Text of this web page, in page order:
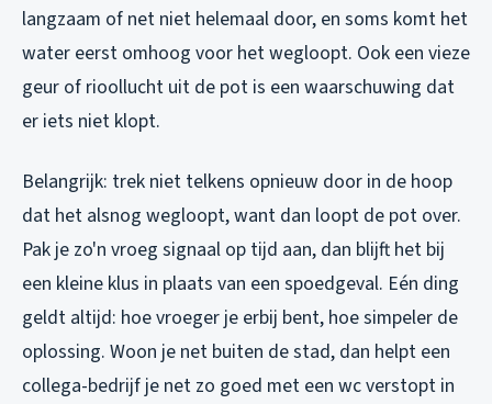
langzaam of net niet helemaal door, en soms komt het
water eerst omhoog voor het wegloopt. Ook een vieze
geur of rioollucht uit de pot is een waarschuwing dat
er iets niet klopt.
Belangrijk: trek niet telkens opnieuw door in de hoop
dat het alsnog wegloopt, want dan loopt de pot over.
Pak je zo'n vroeg signaal op tijd aan, dan blijft het bij
een kleine klus in plaats van een spoedgeval. Eén ding
geldt altijd: hoe vroeger je erbij bent, hoe simpeler de
oplossing. Woon je net buiten de stad, dan helpt een
collega-bedrijf je net zo goed met een wc verstopt in